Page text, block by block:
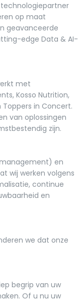
op maat
geavanceerde
edge Data & AI-
met
Kosso Nutrition,
Toppers in Concert.
van oplossingen
zijn.
en
wij werken volgens
continue
en
we dat onze
begrip van uw
Of u nu uw